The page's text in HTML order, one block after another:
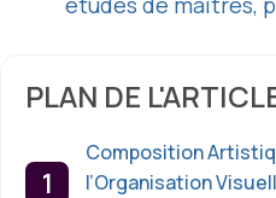
PLAN DE
Composition
l’Organisation